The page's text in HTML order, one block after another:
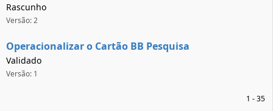
Rascunho
Versão: 2
Operacionalizar o Cartão BB Pesquisa
Validado
Versão: 1
1 - 35